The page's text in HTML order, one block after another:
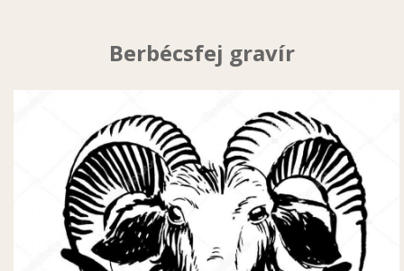
Berbécsfej gravír